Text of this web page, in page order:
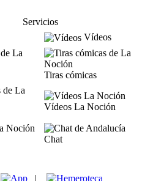
Servicios
Vídeos
Tiras cómicas
Vídeos La Noción
Chat
|